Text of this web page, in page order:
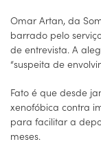
Omar Artan, da
barrado pelo
de entrevista. A
“suspeita de
Fato é que desde
xenofóbica contra
para facilitar a
meses.